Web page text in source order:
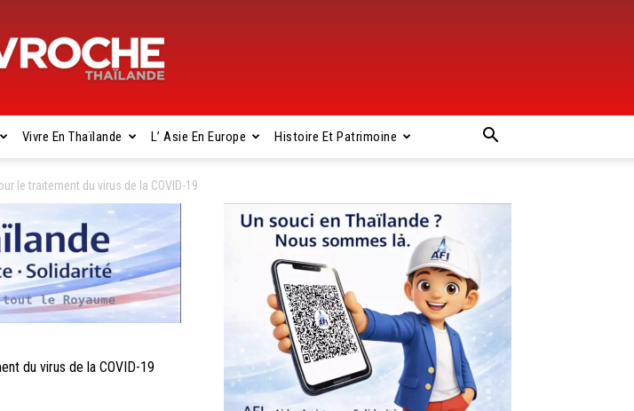
Gavroche
Thaïlande
Vivre En Thaïlande L’ Asie En Europe Histoire Et Patrimoine
le traitement du virus de la COVID-19
du virus de la COVID-19